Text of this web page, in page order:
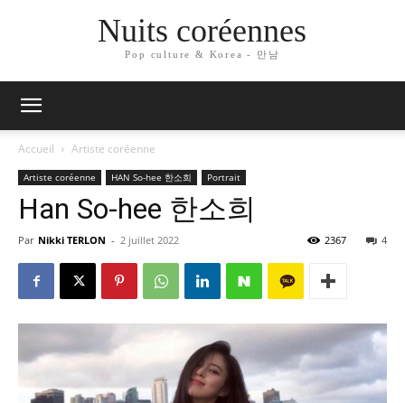
Nuits coréennes
Pop culture & Korea - 만남
Accueil Artiste coréenne
Artiste coréenne HAN So-hee 한소희 Portrait
Han So-hee 한소희
Par Nikki TERLON - 2 juillet 2022 4
2367